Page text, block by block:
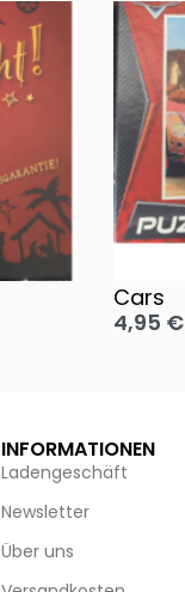
Cars
4,95 €
INFORMATIONEN
Ladengeschäft
Newsletter
Über uns